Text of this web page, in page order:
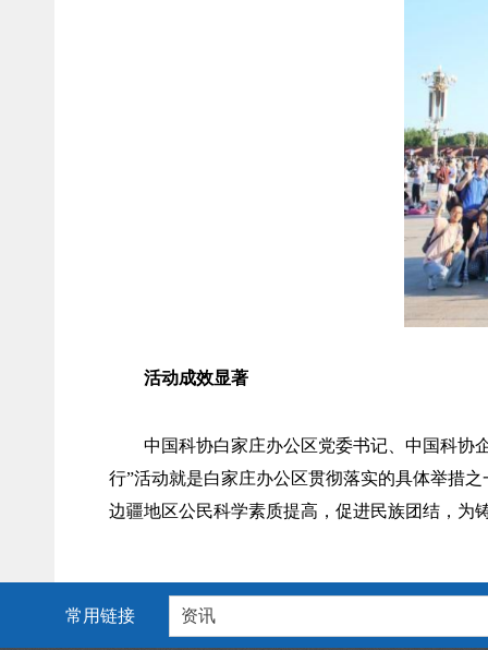
活动成效显著
中国科协白家庄办公区党委书记、中国科协
行”活动就是白家庄办公区贯彻落实的具体举措
边疆地区公民科学素质提高，促进民族团结，为
常用链接 资讯